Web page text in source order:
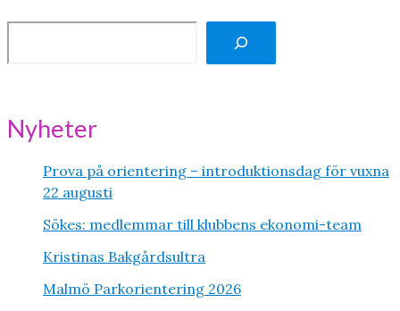
ö
Nyheter
Prova på orientering – introduktionsdag för vuxna
22 augusti
Sökes: medlemmar till klubbens ekonomi-team
Kristinas Bakgårdsultra
Malmö Parkorientering 2026